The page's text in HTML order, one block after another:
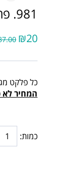
981. פרשיות התורה - חמישה חומשי תורה
₪20
כל פלקט מגיע
המחיר לא
כמות: